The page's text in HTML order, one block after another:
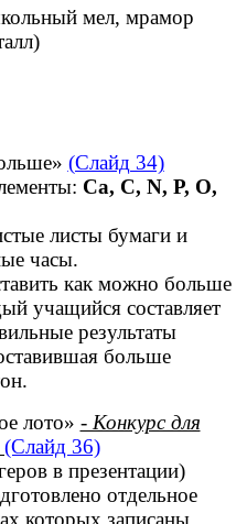
мел, мрамор
(Слайд 34)
Ca, C, N, P, O,
листы бумаги и
часы.
как можно больше
учащийся составляет
результаты
больше
лото» - Конкурс для
(Слайд 36)
в презентации)
отдельное
которых записаны